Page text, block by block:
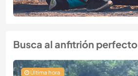
Busca al anfitrión perfecto
Última hora